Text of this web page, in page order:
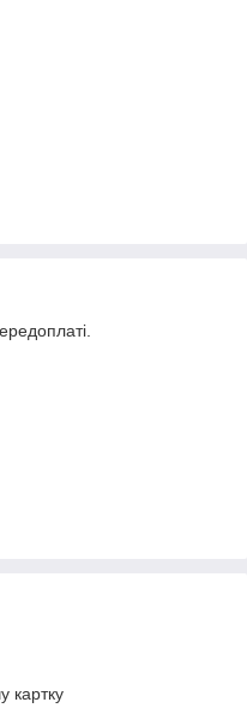
картку